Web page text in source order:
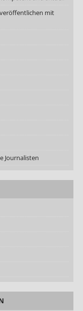
mit
Journalisten